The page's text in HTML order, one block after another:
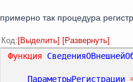
примерно так процедура
Код Выделить Развернуть
Функция
ПараметрыРегистрации